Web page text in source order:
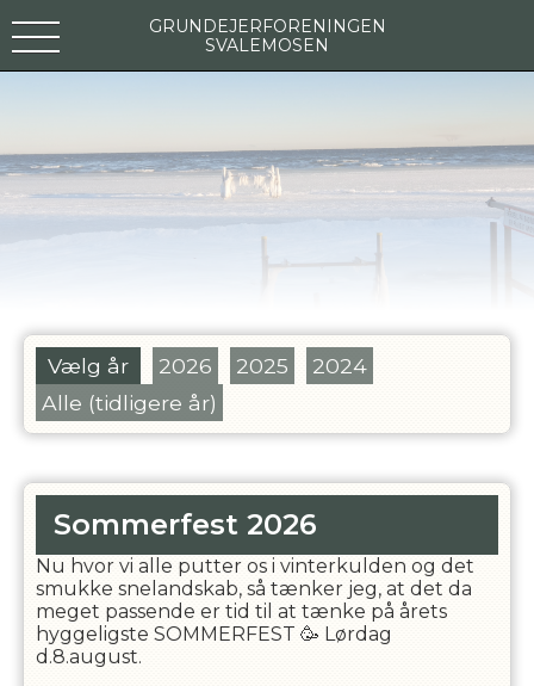
GRUNDEJERFORENINGEN
SVALEMOSEN
Vælg år 2026 2025
2024
Alle (tidligere år)
Sommerfest 2026
Nu hvor vi alle putter os i vinterkulden og det
smukke snelandskab, så tænker jeg, at det da
meget passende er tid til at tænke på årets
hyggeligste SOMMERFEST 🥳 Lørdag
d.8.august.